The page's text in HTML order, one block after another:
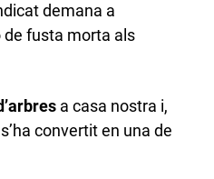
demana a
de fusta morta als
a casa nostra i,
convertit en una de